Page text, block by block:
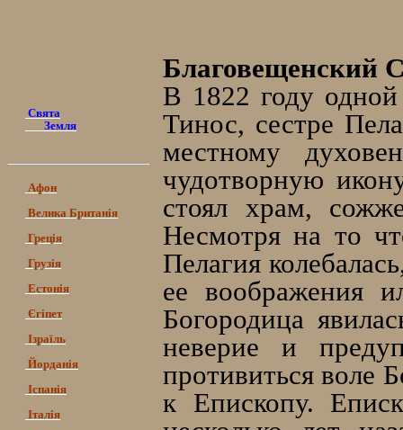
Свята
Земля
Афон
Велика Британія
Греція
Грузія
Естонія
Єгіпет
Ізраїль
Йорданія
Іспанія
Італія
Благовещенский
В 1822 году
Тинос, сестре
местному
чудотворную
стоял храм,
Несмотря на то
Пелагия
ее воображения
Богородица
неверие и
противиться воле
к Епископу.